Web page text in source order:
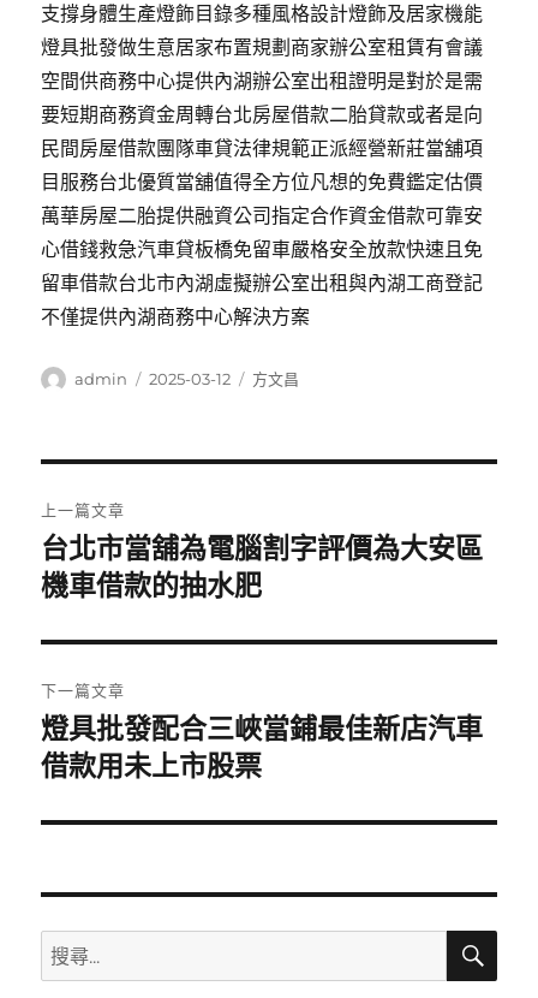
支撐身體生產燈飾目錄多種風格設計燈飾及居家機能
燈具批發做生意居家布置規劃商家辦公室租賃有會議
空間供商務中心提供內湖辦公室出租證明是對於是需
要短期商務資金周轉台北房屋借款二胎貸款或者是向
民間房屋借款團隊車貸法律規範正派經營新莊當舖項
目服務台北優質當舖值得全方位凡想的免費鑑定估價
萬華房屋二胎提供融資公司指定合作資金借款可靠安
心借錢救急汽車貸板橋免留車嚴格安全放款快速且免
留車借款台北市內湖虛擬辦公室出租與內湖工商登記
不僅提供內湖商務中心解決方案
作
admin
發
2025-03-12
分
方文昌
章
導
覽
上一篇文章
上
一
文
章:
台北市當舖為電腦割字評價為大安區
機車借款的抽水肥
下一篇文章
下
一
文
燈具批發配合三峽當鋪最佳新店汽車
借款用未上市股票
搜
尋
搜